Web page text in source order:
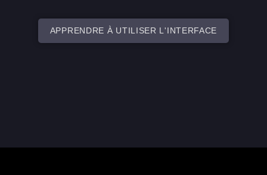
APPRENDRE À UTILISER L'INTERFACE